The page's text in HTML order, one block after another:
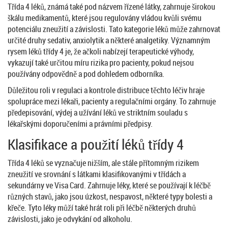
Třída 4 léků, známá také pod názvem řízené látky, zahrnuje širokou
škálu medikamentů, které jsou regulovány vládou kvůli svému
potenciálu zneužití a závislosti. Tato kategorie léků může zahrnovat
určité druhy sedativ, anxiolytik a některé analgetiky. Významným
rysem léků třídy 4 je, že ačkoli nabízejí terapeutické výhody,
vykazují také určitou míru rizika pro pacienty, pokud nejsou
používány odpovědně a pod dohledem odborníka.
Důležitou roli v regulaci a kontrole distribuce těchto léčiv hraje
spolupráce mezi lékaři, pacienty a regulačními orgány. To zahrnuje
předepisování, výdej a užívání léků ve striktním souladu s
lékařskými doporučeními a právními předpisy.
Klasifikace a použití léků třídy 4
Třída 4 léků se vyznačuje nižším, ale stále přítomným rizikem
zneužití ve srovnání s látkami klasifikovanými v třídách a
sekundárny ve Visa Card. Zahrnuje léky, které se používají k léčbě
různých stavů, jako jsou úzkost, nespavost, některé typy bolesti a
křeče. Tyto léky můží také hrát roli při léčbě některých druhů
závislosti, jako je odvykání od alkoholu.